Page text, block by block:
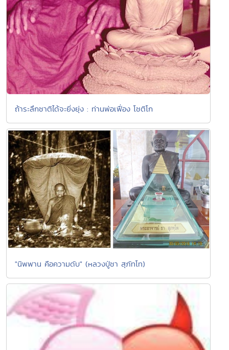
ถ้าระลึกชาติได้จะยิ่งยุ่ง : ท่านพ่อเฟื่อง โชติโก
"นิพพาน คือความดับ" (หลวงปู่ชา สุภัทโท)